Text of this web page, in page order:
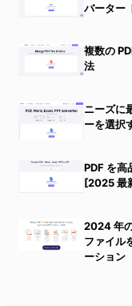
バーター
複数の
法
ニーズに
ーを選択
PDF を高
[2025 最
2024 年
ファイル
ーション